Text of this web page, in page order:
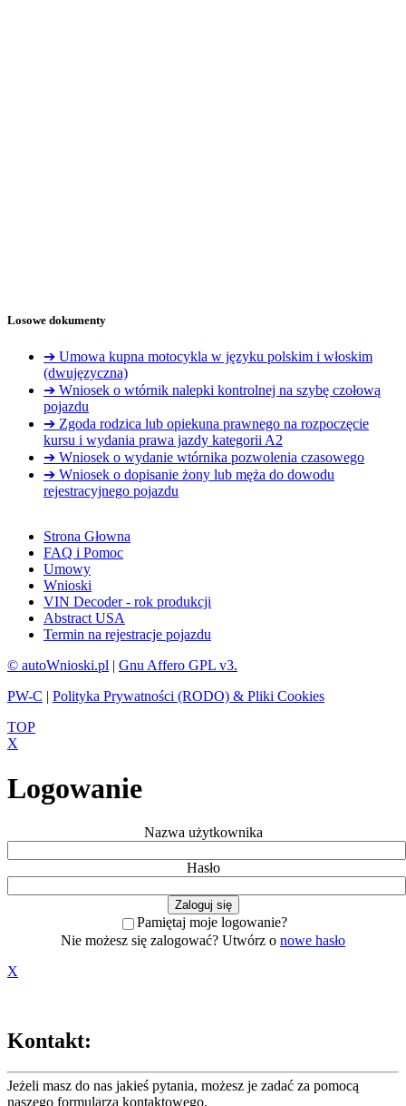
Losowe dokumenty
➔ Umowa kupna motocykla w języku polskim i włoskim
(dwujęzyczna)
➔ Wniosek o wtórnik nalepki kontrolnej na szybę czołową
pojazdu
➔ Zgoda rodzica lub opiekuna prawnego na rozpoczęcie
kursu i wydania prawa jazdy kategorii A2
➔ Wniosek o wydanie wtórnika pozwolenia czasowego
➔ Wniosek o dopisanie żony lub męża do dowodu
rejestracyjnego pojazdu
Strona Głowna
FAQ i Pomoc
Umowy
Wnioski
VIN Decoder - rok produkcji
Abstract USA
Termin na rejestracje pojazdu
© autoWnioski.pl | Gnu Affero GPL v3.
PW-C | Polityka Prywatności (RODO) & Pliki Cookies
TOP
X
Logowanie
Nazwa użytkownika
Hasło
Pamiętaj moje logowanie?
Nie możesz się zalogować? Utwórz o nowe hasło
X
Kontakt:
Jeżeli masz do nas jakieś pytania, możesz je zadać za pomocą
naszego formularza kontaktowego.